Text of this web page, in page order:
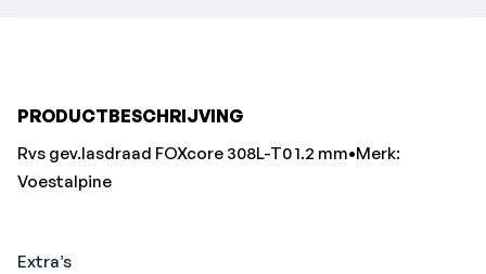
PRODUCTBESCHRIJVING
Rvs gev.lasdraad FOXcore 308L-T0 1.2 mm•Merk:
Voestalpine
Extra’s